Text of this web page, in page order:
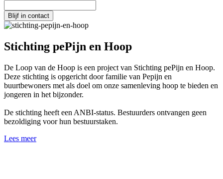
Stichting pePijn en Hoop
De Loop van de Hoop is een project van Stichting pePijn en Hoop.
Deze stichting is opgericht door familie van Pepijn en
buurtbewoners met als doel om onze samenleving hoop te bieden en
jongeren in het bijzonder.
De stichting heeft een ANBI-status. Bestuurders ontvangen geen
bezoldiging voor hun bestuurstaken.
Lees meer